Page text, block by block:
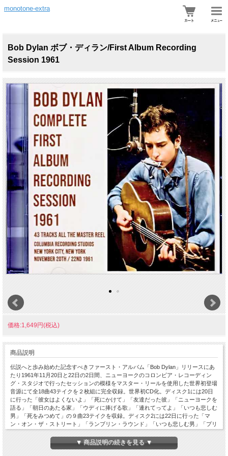
monotone-extra
Bob Dylan ボブ・ディラン/First Album Recording
Session 1961
価格:1,649円(税込)
商品説明
伝説へと歩み始めた記念すべきファースト・アルバム「Bob Dylan」リリースにあ
たり1961年11月20日と22日の2日間、ニューヨークのコロンビア・レコーディン
グ・スタジオで行ったセッションの模様をマスター・リールを使用した世界初登場
音源にて全18曲43テイクを２枚組に完全収録。世界初CD化。ディスク1には20日
に行った「彼女はよくないよ」「死にかけて」「友達だった彼」「ニューヨークを
語る」「朝日のあたる家」「ウディに捧げる歌」「連れてってよ」「いつも悲しむ
男」「死をみつめて」の９曲23テイクを収録。ディスク2には22日に行った「マ
ン・オン・ザ・ストリート」「ランブリン・ラウンド」「いつも悲しむ男」「プリ
ティ・ペギー・オウ」「僕の墓をきれいにして」「ゴスペル・プラウ」「ハイウェ
イ51」「貨物列車のブルース」「ハウス・カーペンター」の9曲20曲テイクを収
録。各テイクごとのカウント開始から終了まで、さらには合間のディランとジョ
▼ 商品説明の続きを見る ▼